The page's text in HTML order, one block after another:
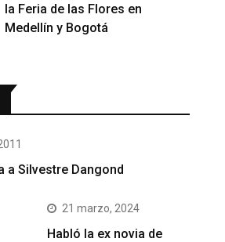
la Feria de las Flores en
Medellín y Bogotá
a Silvestre Dangond
21 marzo, 2024
Habló la ex novia de